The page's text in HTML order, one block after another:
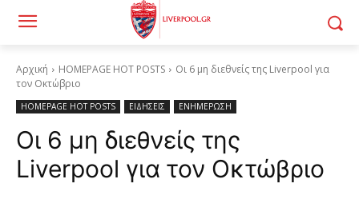
Αρχική HOMEPAGE HOT POSTS
Οι 6 μη διεθνείς της Liverpool για
τον Οκτώβριο
HOMEPAGE HOT POSTS ΕΙΔΗΣΕΙΣ ΕΝΗΜΕΡΩΣΗ
Οι 6 μη διεθνείς της
Liverpool για τον Οκτώβριο